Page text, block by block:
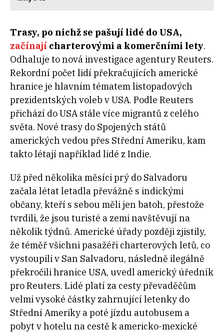
Trasy, po nichž se pašují lidé do USA,
začínají charterovými a komerčními lety.
Odhaluje to nová investigace agentury Reuters.
Rekordní počet lidí překračujících americké
hranice je hlavním tématem listopadových
prezidentských voleb v USA. Podle Reuters
přichází do USA stále více migrantů z celého
světa. Nové trasy do Spojených států
amerických vedou přes Střední Ameriku, kam
takto létají například lidé z Indie.
Už před několika měsíci prý do Salvadoru
začala létat letadla převážně s indickými
občany, kteří s sebou měli jen batoh, přestože
tvrdili, že jsou turisté a zemi navštěvují na
několik týdnů. Americké úřady později zjistily,
že téměř všichni pasažéři charterových letů, co
vystoupili v San Salvadoru, následně ilegálně
překročili hranice USA, uvedl americký úředník
pro Reuters. Lidé platí za cesty převaděčům
velmi vysoké částky zahrnující letenky do
Střední Ameriky a poté jízdu autobusem a
pobyt v hotelu na cestě k americko-mexické